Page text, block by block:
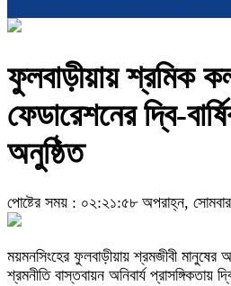
ফুলবাড়ীয়ায় শ্রমিক
ফেডারেশনের দ্বি-
অনুষ্ঠিত
পোষ্টের সময় : ০২:২১:৫৮ অপরাহ্ন,
ময়মনসিংহের ফুলবাড়ীয়ায় শ্রমজীবী মানুষের
শ্রমনীতি বাস্তবায়ন অনিবার্য প্রাসঙ্গিকতায়